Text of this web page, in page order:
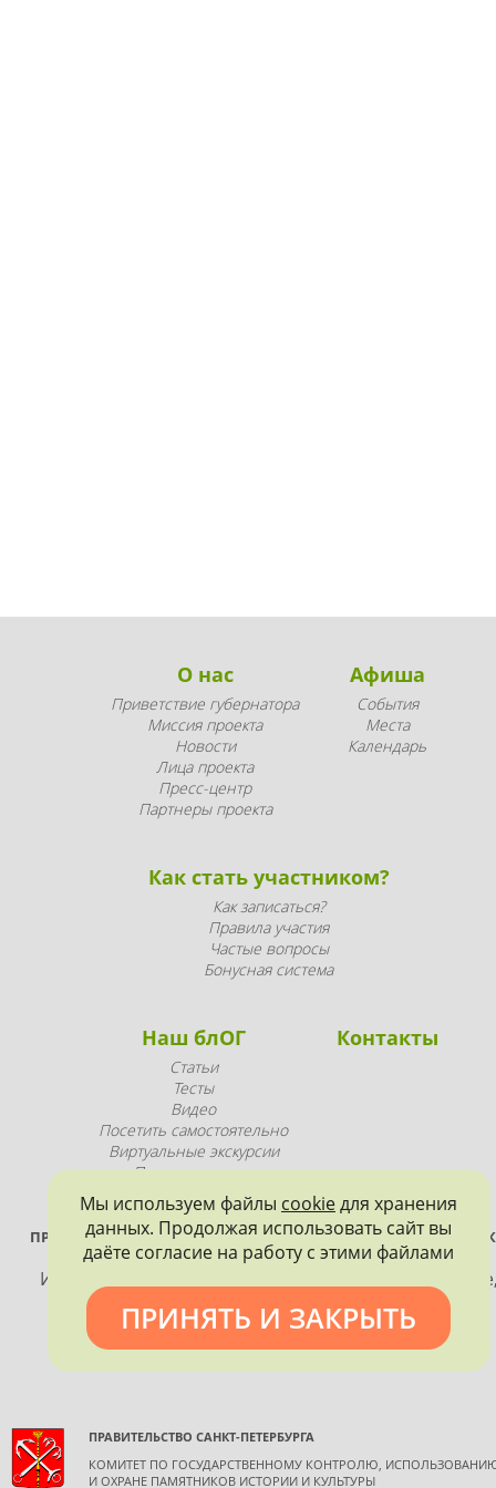
О нас
Приветствие губернатора
Миссия проекта
Новости
Лица проекта
Пресс-центр
Партнеры проекта
Афиша
События
Места
Календарь
Как стать участником?
Как записаться?
Правила участия
Частые вопросы
Бонусная система
Наш блОГ
Статьи
Тесты
Видео
Посетить самостоятельно
Виртуальные экскурсии
Промопродукция
Контакты
ПРОЕКТ РЕАЛИЗУЕТСЯ ПРИ ПОДДЕРЖКЕ ПРАВИТЕЛЬСТВА
ПЕТЕРБУРГА
Использование материалов, размещенных на
допускается только с согласия правообладателя и
обязательной ссылкой на источник информации.
ПРАВИТЕЛЬСТВО САНКТ-ПЕТЕРБУРГА
КОМИТЕТ ПО ГОСУДАРСТВЕННОМУ КОНТРОЛЮ,
И ОХРАНЕ ПАМЯТНИКОВ ИСТОРИИ И КУЛЬТУРЫ
Мы используем файлы cookieдля хранения
данных. Продолжая использовать сайт вы
даёте согласие на работу с этими файлами
ПРИНЯТЬ И ЗАКРЫТЬ